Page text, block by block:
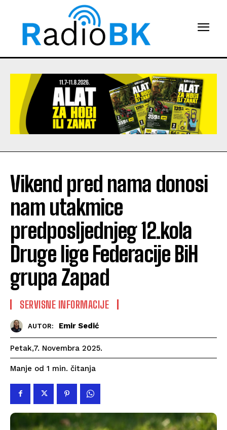
Vikend pred nama donosi
nam utakmice
predposljednjeg 12.kola
Druge lige Federacije BiH
grupa Zapad
SERVISNE INFORMACIJE
AUTOR: Emir Sedić
Petak,7. Novembra 2025.
Manje od 1 min. čitanja